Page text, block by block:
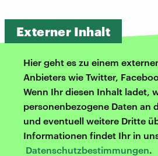
Externer Inhalt
Hier geht es zu einem
Anbieters wie Twitter,
Wenn Ihr diesen Inhalt ladet,
personenbezogene Daten an
und eventuell weitere Dritte
Informationen findet Ihr in
Datenschutzbestimmungen.